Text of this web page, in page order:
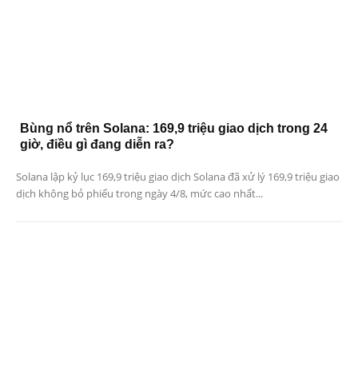
Bùng nổ trên Solana: 169,9 triệu giao dịch trong 24
giờ, điều gì đang diễn ra?
Solana lập kỷ lục 169,9 triệu giao dịch Solana đã xử lý 169,9 triệu giao
dịch không bỏ phiếu trong ngày 4/8, mức cao nhất...